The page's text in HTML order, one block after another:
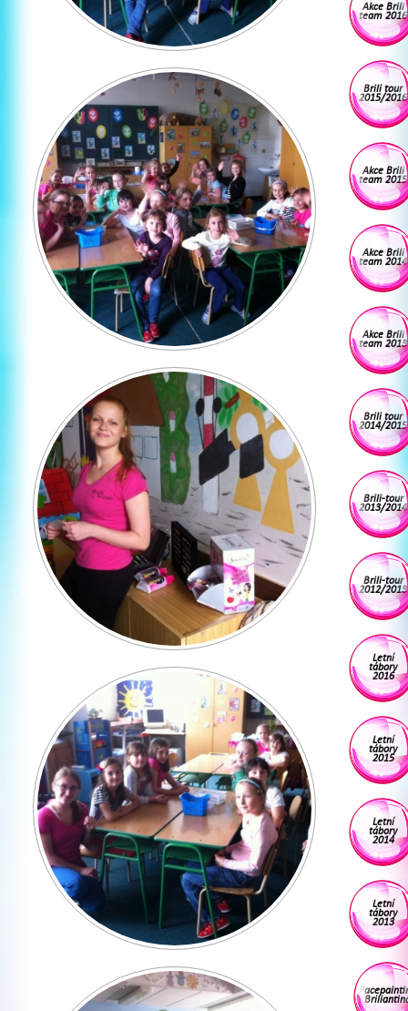
Akce Brili
team 2016
Brili tour
2015/2016
Akce Brili
team 2015
Akce Brili
team 2014
Akce Brili
team 2013
Brili tour
2014/2015
Brili-tour
2013/2014
Brili-tour
2012/2013
Letní
tábory
2016
Letní
tábory
2015
Letní
tábory
2014
Letní
tábory
2013